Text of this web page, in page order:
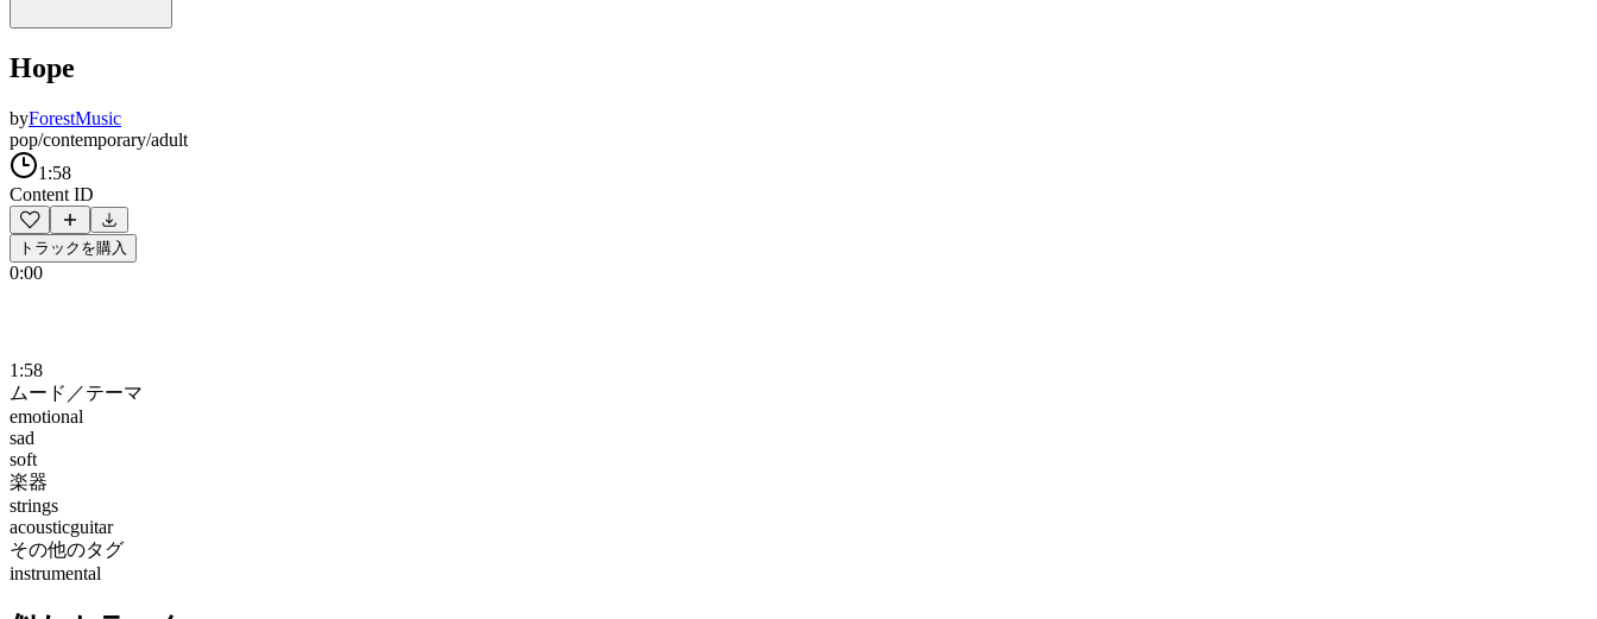
Hope
byForestMusic
pop/contemporary/adult
1:58
Content ID
トラックを購入
0:00
1:58
ムード／テーマ
emotional
sad
soft
楽器
strings
acousticguitar
その他のタグ
instrumental